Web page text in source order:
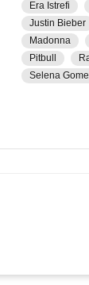
Era Istrefi
Justin Bieber
Madonna
Pitbull
Selena